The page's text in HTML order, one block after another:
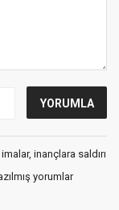
inançlara saldırı
yorumlar